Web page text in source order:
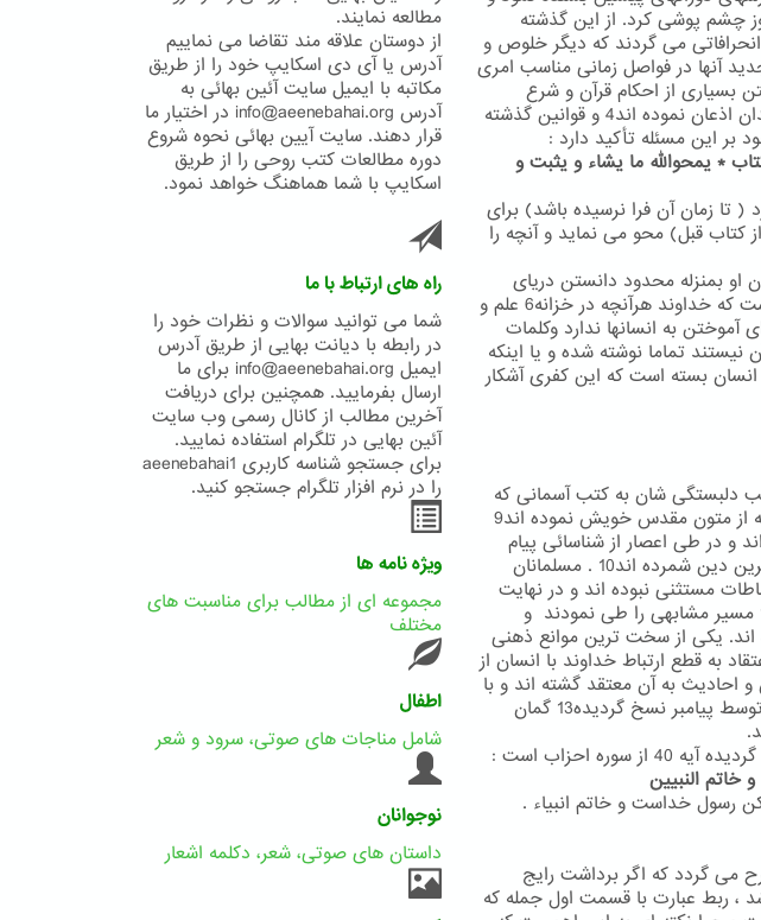
چشم پوشی کرد. از این گذشته
می گردند که دیگر خلوص و
کارائی خود را از دست می دهند3 و تجدید آنها در فواصل زمانی مناسب امری
بسیاری از احکام قرآن و شرع
امریست که روحانیون اهل انصاف و تحقیق نیز بدان اذعان نموده اند4 و قوانین گذشته
بر این مسئله تأکید دارد :
* یمحوالله ما یشاء و یثبت و
( تا زمان آن فرا نرسیده باشد) برای
کتاب قبل) محو می نماید و آنچه را
او بمنزله محدود دانستن دریای
بیکران علم و حکمت یزدانی است و بدان معناست که خداوند هرآنچه در خزانه6 علم و
به انسانها ندارد وکلمات
قادر بر نگاشتن آن نیستند تماما نوشته شده و یا اینکه
بیشتر انسان بسته است که این کفری آشکار
دلبستگی شان به کتب آسمانی که
در دست دارند و به استناد برداشتهای نا صوابی که از متون مقدس خویش نموده اند9
و در طی اعصار از شناسائی پیام
دین شمرده اند10 .
مسلمانان
از این قبیل استنباطات مستثنی نبوده اند و در نهایت
همانگونه که پیامبر اسلام پیش بینی نموده بود12 مسیر مشابهی را طی نمودند و
اند. یکی از سخت ترین موانع ذهنی
به قطع ارتباط خداوند با انسان از
احادیث به آن معتقد گشته اند و با
وجودی که طی 23 سال نزول قرآن بارها آیات آن توسط پیامبر نسخ گردیده13 گمان
احزاب است :
خاتم النبیین
رسول خداست و خاتم انبیاء .
می گردد که اگر برداشت رایج
، ربط عبارت با قسمت اول جمله که
مطالعه نمایند.
از دوستان علاقه مند تقاضا می نماییم
آدرس یا آی دی اسکایپ خود را از طریق
مکاتبه با ایمیل سایت آئین بهائی به
آدرس info@aeenebahai.org در اختیار ما
قرار دهند. سایت آیین بهائی نحوه شروع
دوره مطالعات کتب روحی را از طریق
اسکایپ با شما هماهنگ خواهد نمود.
راه های ارتباط با ما
شما می توانید سوالات و نظرات خود را
در رابطه با دیانت بهایی از طریق آدرس
ایمیل info@aeenebahai.org برای ما
ارسال بفرمایید. همچنین برای دریافت
آخرین مطالب از کانال رسمی وب سایت
آئین بهایی در تلگرام استفاده نمایید.
برای جستجو شناسه کاربری aeenebahai1
را در نرم افزار تلگرام جستجو کنید.
ویژه نامه ها
مجموعه ای از مطالب برای مناسبت های
مختلف
اطفال
شامل مناجات های صوتی، سرود و شعر
نوجوانان
داستان های صوتی، شعر، دکلمه اشعار